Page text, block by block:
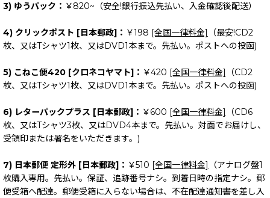
3) ゆうパック： ￥820~（安全!銀行振込先払い、入金確認後配送）
4) クリックポスト [日本郵政]： ￥198 [全国一律料金]
（最安!CD2
枚、又はTシャツ1枚、又はDVD1本まで。先払い。ポストへの投函)
5) こねこ便420 [クロネコヤマト]： ￥420 [全国一律料金]
（CD2
枚、又はTシャツ1枚、又はDVD1本まで。先払い。ポストへの投函)
6) レターパックプラス [日本郵政]： ￥600 [全国一律料金]
（CD6
枚、又はTシャツ3枚、又はDVD4本まで。先払い。対面でお届けし、
受領印または署名をいただきます。)
7) 日本郵便 定形外 [日本郵政]： ￥510 [全国一律料金]
（アナログ盤1
枚購入専用。先払い。保証、追跡番号ナシ。到着日時の指定ナシ。郵
便受箱へ配達。郵便受箱に入らない場合は、不在配達通知書を差し入